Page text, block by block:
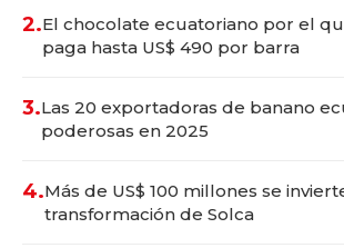
2.El chocolate ecuatoriano por el
paga hasta US$ 490 por barra
3.Las 20 exportadoras de banano
poderosas en 2025
4.Más de US$ 100 millones se
transformación de Solca